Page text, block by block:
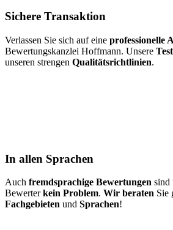
Sichere Transaktion
Verlassen Sie sich auf eine professionelle
Bewertungskanzlei Hoffmann. Unsere
unseren strengen Qualitätsrichtlinien.
In allen Sprachen
Auch fremdsprachige Bewertungen sind
Bewerterkein Problem. Wir beraten Sie
Fachgebieten und Sprachen!